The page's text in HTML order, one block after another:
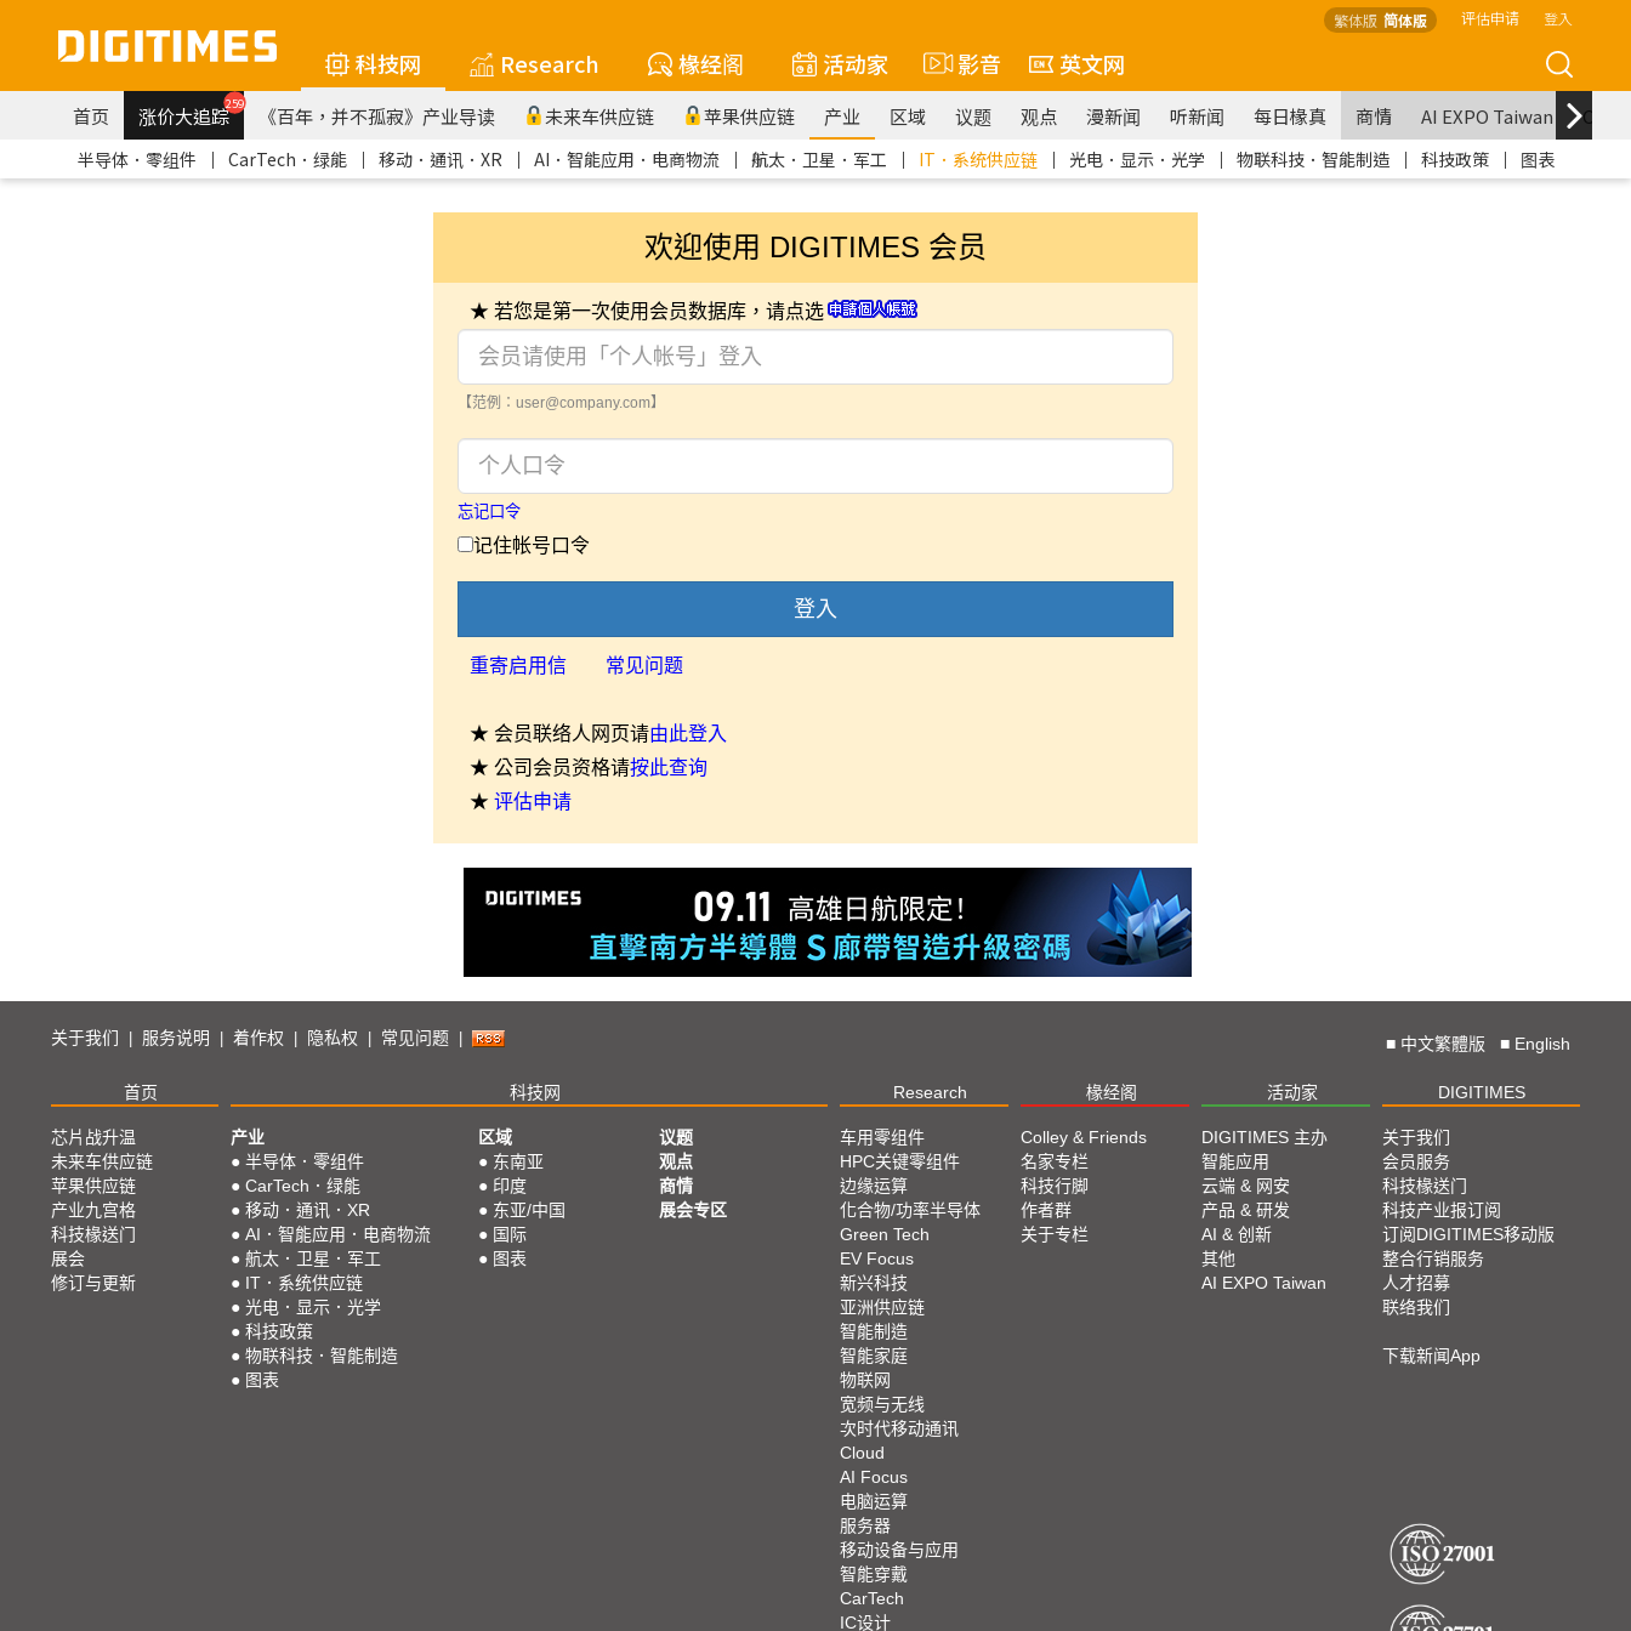
繁体版 简体版 评估申请 登入
科技网 Research 椽经阁 活动家 影音 英文网
首页 涨价大追踪259 《百年，并不孤寂》产业导读 未来车供应链 苹果供应链 产业 区域 议题 观点 漫新闻 听新闻 每日椽真 商情 AI EXPO Taiwan
半导体．零组件 ｜ CarTech．绿能 ｜ 移动．通讯．XR ｜ AI．智能应用．电商物流 ｜ 航太．卫星．军工 ｜ IT．系统供应链 ｜ 光电．显示．光学 ｜ 物联科技．智能制造 ｜ 科技政策 ｜ 图表
欢迎使用 DIGITIMES 会员
★ 若您是第一次使用会员数据库，请点选
【范例：user@company.com】
忘记口令
记住帐号口令
登入
重寄启用信 常见问题
★ 会员联络人网页请由此登入
★ 公司会员资格请按此查询
★ 评估申请
关于我们 服务说明 着作权 隐私权 常见问题 ■ 中文繁體版 ■ English
首页 科技网 Research 椽经阁 活动家 DIGITIMES
芯片战升温
未来车供应链
苹果供应链
产业九宫格
科技椽送门
展会
修订与更新
产业
● 半导体．零组件
● CarTech．绿能
● 移动．通讯．XR
● AI．智能应用．电商物流
● 航太．卫星．军工
● IT．系统供应链
● 光电．显示．光学
● 科技政策
● 物联科技．智能制造
● 图表
区域
● 东南亚
● 印度
● 东亚/中国
● 国际
● 图表
议题
观点
商情
展会专区
车用零组件
HPC关键零组件
边缘运算
化合物/功率半导体
Green Tech
EV Focus
新兴科技
亚洲供应链
智能制造
智能家庭
物联网
宽频与无线
次时代移动通讯
Cloud
AI Focus
电脑运算
服务器
移动设备与应用
智能穿戴
CarTech
IC设计
Colley & Friends
名家专栏
科技行脚
作者群
关于专栏
DIGITIMES 主办
智能应用
云端 & 网安
产品 & 研发
AI & 创新
其他
AI EXPO Taiwan
关于我们
会员服务
科技椽送门
科技产业报订阅
订阅DIGITIMES移动版
整合行销服务
人才招募
联络我们
下载新闻App